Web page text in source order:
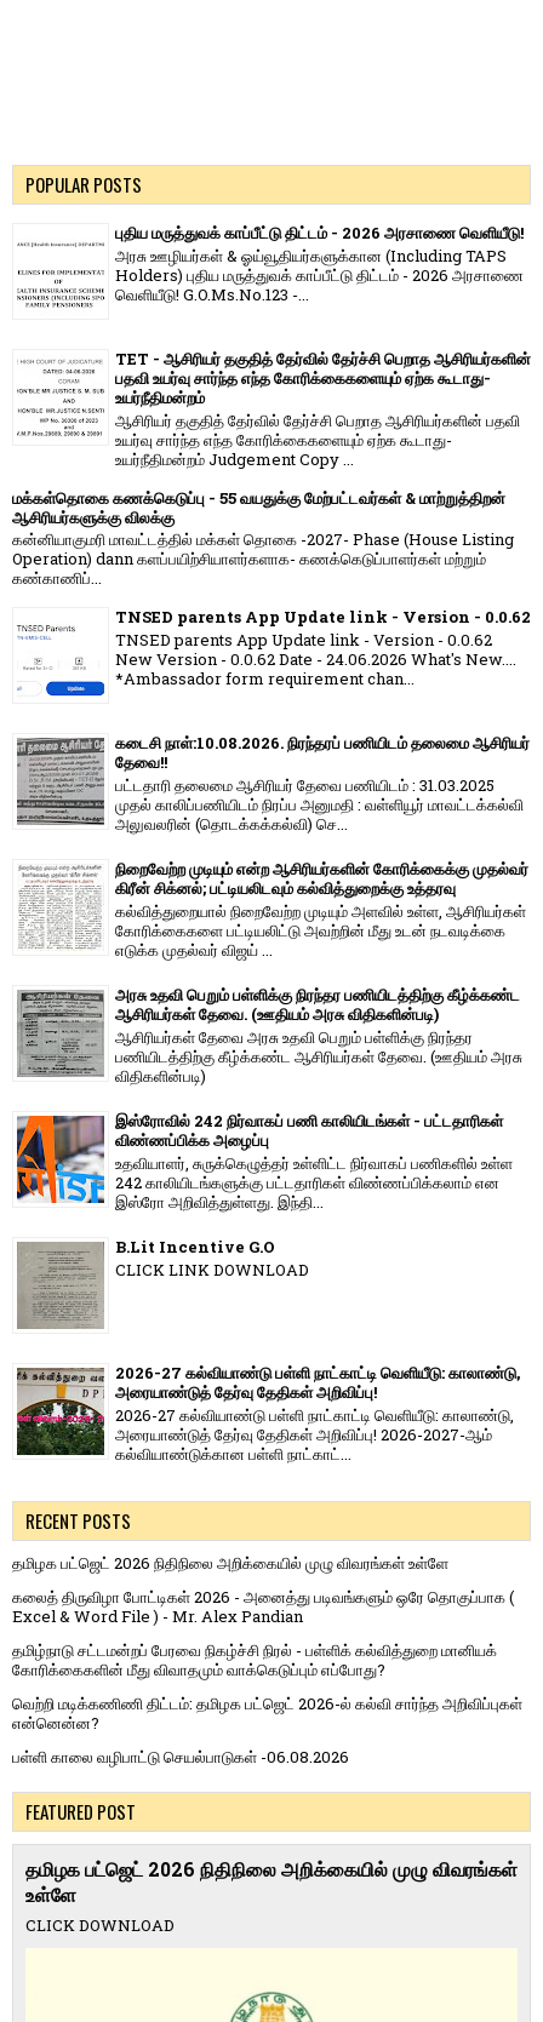
POPULAR POSTS
புதிய மருத்துவக் காப்பீட்டு திட்டம் - 2026 அரசாணை வெளியீடு!
அரசு ஊழியர்கள் & ஓய்வூதியர்களுக்கான (Including TAPS
Holders) புதிய மருத்துவக் காப்பீட்டு திட்டம் - 2026 அரசாணை
வெளியீடு! G.O.Ms.No.123 -...
TET - ஆசிரியர் தகுதித் தேர்வில் தேர்ச்சி பெறாத ஆசிரியர்களின்
பதவி உயர்வு சார்ந்த எந்த கோரிக்கைகளையும் ஏற்க கூடாது-
உயர்நீதிமன்றம்
ஆசிரியர் தகுதித் தேர்வில் தேர்ச்சி பெறாத ஆசிரியர்களின் பதவி
உயர்வு சார்ந்த எந்த கோரிக்கைகளையும் ஏற்க கூடாது-
உயர்நீதிமன்றம் Judgement Copy ...
மக்கள்தொகை கணக்கெடுப்பு - 55 வயதுக்கு மேற்பட்டவர்கள் & மாற்றுத்திறன்
ஆசிரியர்களுக்கு விலக்கு
கன்னியாகுமரி மாவட்டத்தில் மக்கள் தொகை -2027- Phase (House Listing
Operation) dann களப்பயிற்சியாளர்களாக- கணக்கெடுப்பாளர்கள் மற்றும்
கண்காணிப்...
TNSED parents App Update link - Version - 0.0.62
TNSED parents App Update link - Version - 0.0.62
New Version - 0.0.62 Date - 24.06.2026 What's New....
*Ambassador form requirement chan...
கடைசி நாள்:10.08.2026. நிரந்தரப் பணியிடம் தலைமை ஆசிரியர்
தேவை!!
பட்டதாரி தலைமை ஆசிரியர் தேவை பணியிடம் : 31.03.2025
முதல் காலிப்பணியிடம் நிரப்ப அனுமதி : வள்ளியூர் மாவட்டக்கல்வி
அலுவலரின் (தொடக்கக்கல்வி) செ...
நிறைவேற்ற முடியும் என்ற ஆசிரியர்களின் கோரிக்கைக்கு முதல்வர்
கிரீன் சிக்னல்; பட்டியலிடவும் கல்வித்துறைக்கு உத்தரவு
கல்வித்துறையால் நிறைவேற்ற முடியும் அளவில் உள்ள, ஆசிரியர்கள்
கோரிக்கைகளை பட்டியலிட்டு அவற்றின் மீது உடன் நடவடிக்கை
எடுக்க முதல்வர் விஜய் ...
அரசு உதவி பெறும் பள்ளிக்கு நிரந்தர பணியிடத்திற்கு கீழ்க்கண்ட
ஆசிரியர்கள் தேவை. (ஊதியம் அரசு விதிகளின்படி)
ஆசிரியர்கள் தேவை அரசு உதவி பெறும் பள்ளிக்கு நிரந்தர
பணியிடத்திற்கு கீழ்க்கண்ட ஆசிரியர்கள் தேவை. (ஊதியம் அரசு
விதிகளின்படி)
இஸ்ரோவில் 242 நிர்வாகப் பணி காலியிடங்கள் - பட்டதாரிகள்
விண்ணப்பிக்க அழைப்பு
உதவியாளர், சுருக்கெழுத்தர் உள்ளிட்ட நிர்வாகப் பணிகளில் உள்ள
242 காலியிடங்களுக்கு பட்டதாரிகள் விண்ணப்பிக்கலாம் என
இஸ்ரோ அறிவித்துள்ளது. இந்தி...
B.Lit Incentive G.O
CLICK LINK DOWNLOAD
2026-27 கல்வியாண்டு பள்ளி நாட்காட்டி வெளியீடு: காலாண்டு,
அரையாண்டுத் தேர்வு தேதிகள் அறிவிப்பு!
2026-27 கல்வியாண்டு பள்ளி நாட்காட்டி வெளியீடு: காலாண்டு,
அரையாண்டுத் தேர்வு தேதிகள் அறிவிப்பு! 2026-2027-ஆம்
கல்வியாண்டுக்கான பள்ளி நாட்காட்...
RECENT POSTS
தமிழக பட்ஜெட் 2026 நிதிநிலை அறிக்கையில் முழு விவரங்கள் உள்ளே
கலைத் திருவிழா போட்டிகள் 2026 - அனைத்து படிவங்களும் ஒரே தொகுப்பாக (
Excel & Word File ) - Mr. Alex Pandian
தமிழ்நாடு சட்டமன்றப் பேரவை நிகழ்ச்சி நிரல் - பள்ளிக் கல்வித்துறை மானியக்
கோரிக்கைகளின் மீது விவாதமும் வாக்கெடுப்பும் எப்போது?
வெற்றி மடிக்கணிணி திட்டம்: தமிழக பட்ஜெட் 2026-ல் கல்வி சார்ந்த அறிவிப்புகள்
என்னென்ன?
பள்ளி காலை வழிபாட்டு செயல்பாடுகள் -06.08.2026
FEATURED POST
தமிழக பட்ஜெட் 2026 நிதிநிலை அறிக்கையில் முழு விவரங்கள்
உள்ளே
CLICK DOWNLOAD